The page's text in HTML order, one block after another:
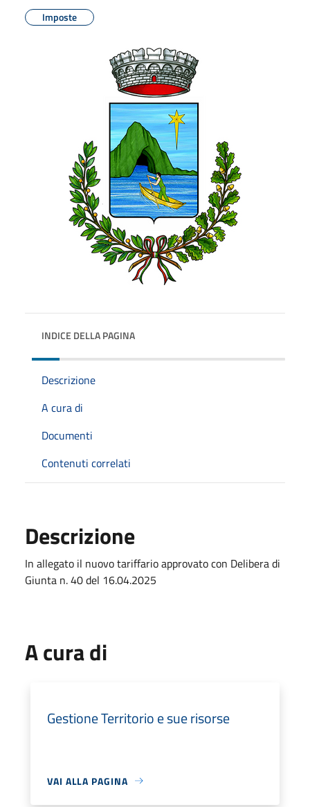
Imposte
INDICE DELLA PAGINA
Descrizione
A cura di
Documenti
Contenuti correlati
Descrizione
In allegato il nuovo tariffario approvato con Delibera di
Giunta n. 40 del 16.04.2025
A cura di
Gestione Territorio e sue risorse
VAI ALLA PAGINA